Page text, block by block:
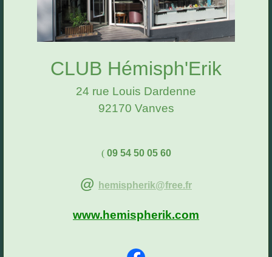
CLUB Hémisph'Erik
24 rue Louis Dardenne
92170 Vanves
( 09 54 50 05 60
@ hemispherik@free.fr
www.hemispherik.com